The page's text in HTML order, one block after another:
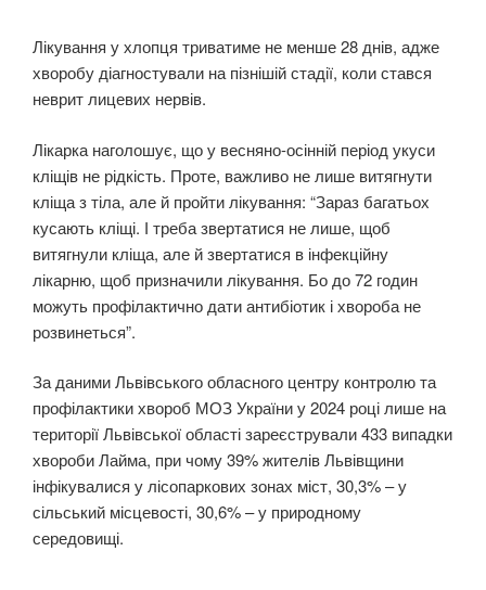
Лікування у хлопця триватиме не менше 28 днів, адже
хворобу діагностували на пізнішій стадії, коли стався
неврит лицевих нервів.
Лікарка наголошує, що у весняно-осінній період укуси
кліщів не рідкість. Проте, важливо не лише витягнути
кліща з тіла, але й пройти лікування: “Зараз багатьох
кусають кліщі. І треба звертатися не лише, щоб
витягнули кліща, але й звертатися в інфекційну
лікарню, щоб призначили лікування. Бо до 72 годин
можуть профілактично дати антибіотик і хвороба не
розвинеться”.
За даними Львівського обласного центру контролю та
профілактики хвороб МОЗ України у 2024 році лише на
території Львівської області зареєстрували 433 випадки
хвороби Лайма, при чому 39% жителів Львівщини
інфікувалися у лісопаркових зонах міст, 30,3% – у
сільський місцевості, 30,6% – у природному
середовищі.